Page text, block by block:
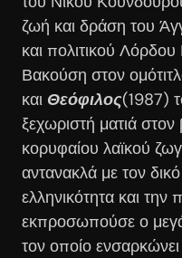
ζωή και δράση του
και πολιτικού
Βακούση στον
και Θεόφιλος(1987)
ξεχωριστή ματιά στον
κορυφαίου λαϊκού
αντανακλά με τον
ελληνικότητα και
εκπροσωπούσε ο
τον οποίο